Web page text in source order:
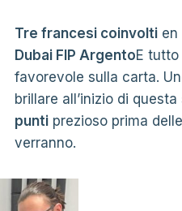
Tre francesi coinvoltien
Dubai FIP ArgentoE
favorevole sulla carta.
brillare all’inizio di
puntiprezioso prima
verranno.